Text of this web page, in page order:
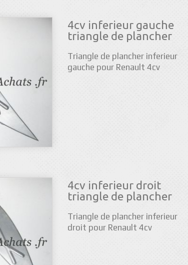
4cv inferieur gauche
triangle de plancher
Triangle de plancher inferieur
gauche pour Renault 4cv
4cv inferieur droit
triangle de plancher
Triangle de plancher inferieur
droit pour Renault 4cv